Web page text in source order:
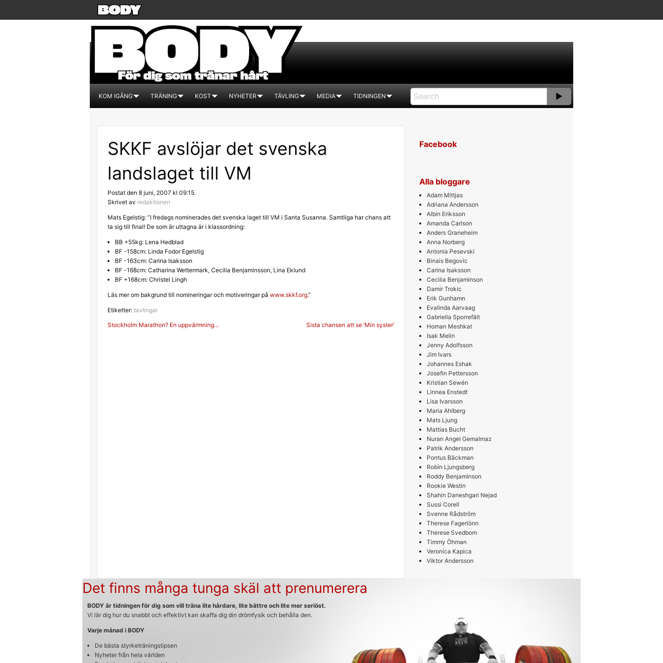
KOM IGÅNG TRÄNING KOST NYHETER TÄVLING MEDIA TIDNINGEN
SKKF avslöjar det svenska
landslaget till VM
Postat den 8 juni, 2007 kl 09:15.
Skrivet av redaktionen
Mats Egelstig: ”I fredags nominerades det svenska laget till VM i Santa Susanna. Samtliga har chans att
ta sig till final! De som är uttagna är i klassordning:
BB +55kg: Lena Hedblad
BF -158cm: Linda Fodor Egelstig
BF -163cm: Carina Isaksson
BF -168cm: Catharina Wettermark, Cecilia Benjaminsson, Lina Eklund
BF +168cm: Christel Lingh
Läs mer om bakgrund till nomineringar och motiveringar på www.skkf.org.”
Etiketter: tavlingar
Inläggsnavigering
Stockholm Marathon? En uppvärmning… Sista chansen att se ’Min syster’
Facebook
Alla bloggare
Adam Mittjas
Adriana Andersson
Albin Eriksson
Amanda Carlson
Anders Graneheim
Anna Norberg
Antonia Pesevski
Binais Begovic
Carina Isaksson
Cecilia Benjaminson
Damir Trokic
Erik Gunhamn
Evalinda Aarvaag
Gabriella Sporrefält
Homan Meshkat
Isak Melin
Jenny Adolfsson
Jim Ivars
Johannes Eshak
Josefin Pettersson
Kristian Sewén
Linnea Enstedt
Lisa Ivarsson
Maria Ahlberg
Mats Ljung
Mattias Bucht
Nuran Angel Gemalmaz
Patrik Andersson
Pontus Bäckman
Robin Ljungsberg
Roddy Benjaminson
Rookie Westin
Shahin Daneshgari Nejad
Sussi Corell
Svenne Rådström
Therese Fagerlönn
Therese Svedbom
Timmy Öhman
Veronica Kapica
Viktor Andersson
Det finns många tunga skäl att prenumerera
BODY är tidningen för dig som vill träna lite hårdare, lite bättre och lite mer seriöst.
Vi lär dig hur du snabbt och effektivt kan skaffa dig din drömfysik och behålla den.
Varje månad i BODY
De bästa styrketräningstipsen
Nyheter från hela världen